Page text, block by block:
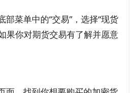
部菜单中的“交易”，选择“现货
果你对期货交易有了解并愿意